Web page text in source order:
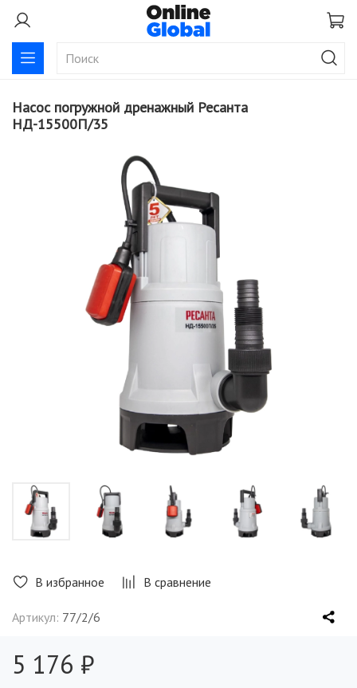
Насос погружной дренажный Ресанта
НД-15500П/35
В избранное В сравнение
Артикул: 77/2/6
5 176 ₽